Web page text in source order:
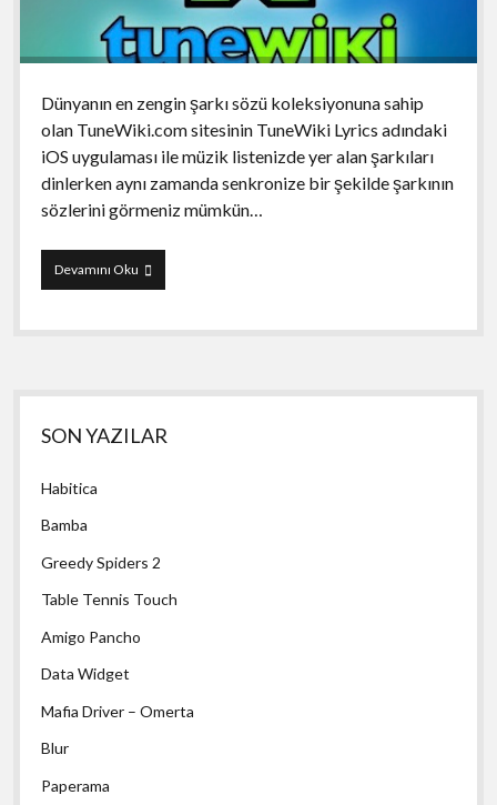
Dünyanın en zengin şarkı sözü koleksiyonuna sahip
olan TuneWiki.com sitesinin TuneWiki Lyrics adındaki
iOS uygulaması ile müzik listenizde yer alan şarkıları
dinlerken aynı zamanda senkronize bir şekilde şarkının
sözlerini görmeniz mümkün…
Devamını OkuTuneWiki
Lyrics
Yan
Menü
SON YAZILAR
Habitica
Bamba
Greedy Spiders 2
Table Tennis Touch
Amigo Pancho
Data Widget
Mafia Driver – Omerta
Blur
Paperama